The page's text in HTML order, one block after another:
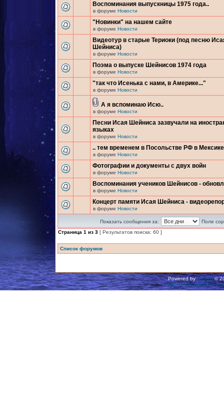
Воспоминания выпускницы 1975 года..
в форуме Новости
"Новинки" на нашем сайте
в форуме Новости
Видеотур в старые Териоки (под песню
Шейниса)
в форуме Новости
Поэма о выпуске Шейнисов 1974 года
в форуме Новости
"так что Исенька с нами, в Америке..."
в форуме Новости
А я вспоминаю Исю..
в форуме Новости
Песни Исая Шейниса зазвучали на
языках
в форуме Новости
.. тем временем в Посольстве РФ в
в форуме Новости
Фотографии и документы с двух войн
в форуме Новости
Воспоминания учеников Шейнисов -
в форуме Новости
Концерт памяти Исая Шейниса -
в форуме Новости
Показать сообщения за:
Поле
Страница 1 из 3 [ Результатов поиска: 60 ]
Список форумов
Powered byphpBB©
Русская поддержка